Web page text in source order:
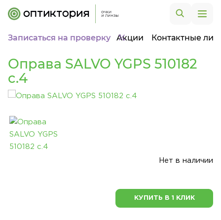
Записаться на проверку Акции Контактные
Оправа SALVO YGPS 510182
c.4
Нет в наличии
КУПИТЬ В 1 КЛИК